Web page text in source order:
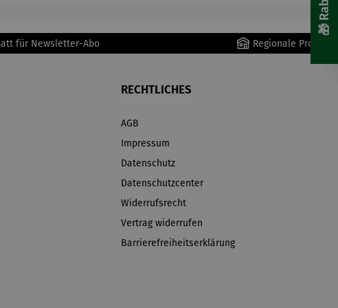
für Newsletter-Abo Regionale Produkte
RECHTLICHES
AGB
Impressum
Datenschutz
Datenschutzcenter
Widerrufsrecht
Vertrag widerrufen
Barrierefreiheitserklärung